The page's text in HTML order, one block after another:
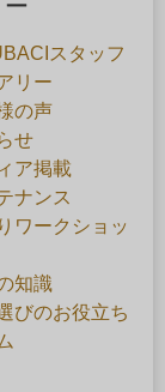
スタッフ
リー
の声
せ
ア掲載
ナンス
ワークショッ
知識
びのお役立ち